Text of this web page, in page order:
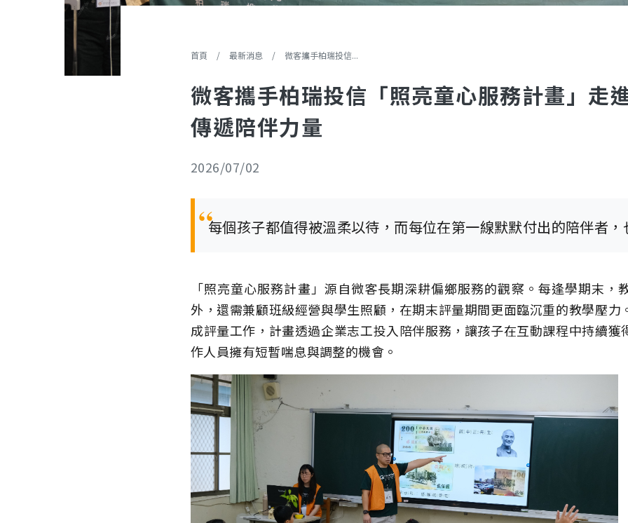
您在這裡
首頁 / 最新消息 / 微客攜手柏瑞投信...
微客攜手柏瑞投信「照亮童心服務計畫」走
傳遞陪伴力量
2026/07/02
每個孩子都值得被溫柔以待，而每位在第一線默默付出的陪伴者
「照亮童心服務計畫」源自微客長期深耕偏鄉服務的觀察。每逢學期末，
外，還需兼顧班級經營與學生照顧，在期末評量期間更面臨沉重的教學壓力
成評量工作，計畫透過企業志工投入陪伴服務，讓孩子在互動課程中持續獲
作人員擁有短暫喘息與調整的機會。